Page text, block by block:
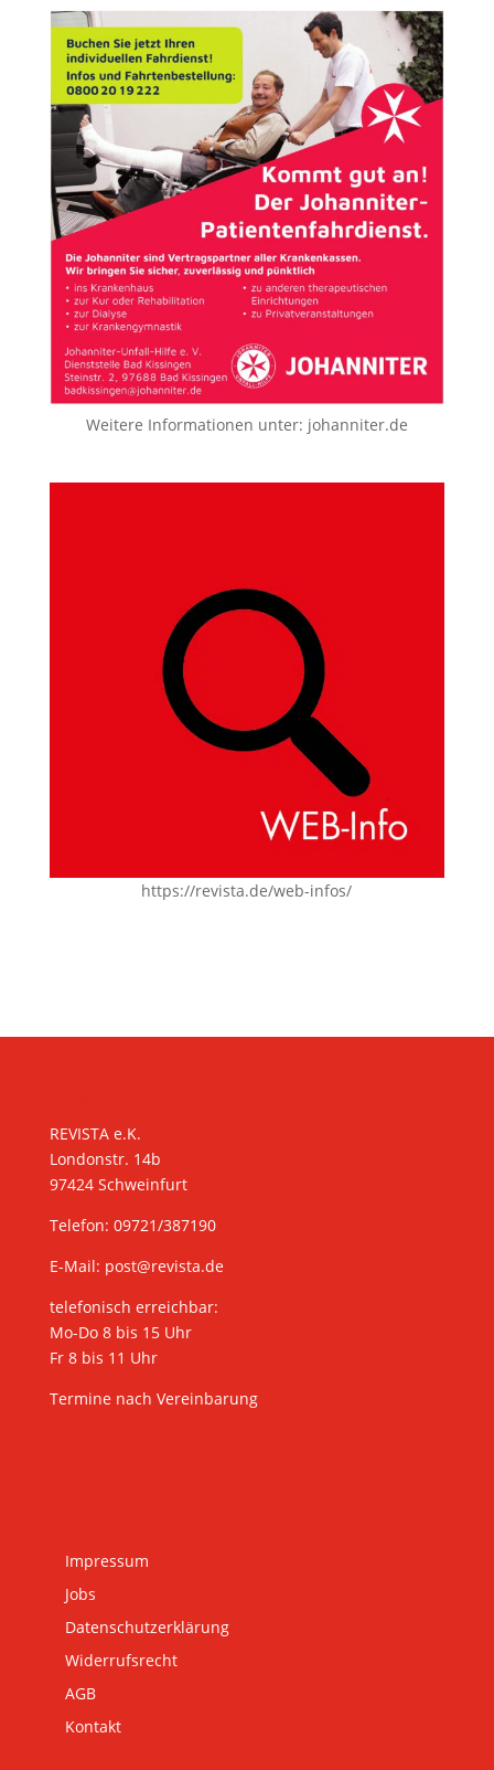
Weitere Informationen unter: johanniter.de
https://revista.de/web-infos/
REVISTA e.K.
Londonstr. 14b
97424 Schweinfurt
Telefon: 09721/387190
E-Mail: post@revista.de
telefonisch erreichbar:
Mo-Do 8 bis 15 Uhr
Fr 8 bis 11 Uhr
Termine nach Vereinbarung
Impressum
Jobs
Datenschutzerklärung
Widerrufsrecht
AGB
Kontakt